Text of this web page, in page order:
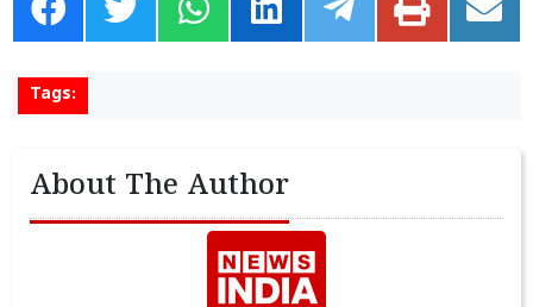
Tags:
About The Author